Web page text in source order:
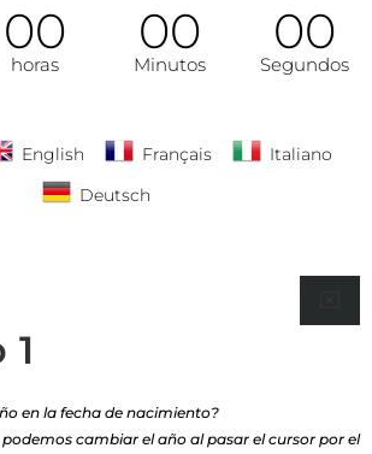
00
horas
00
Minutos
00
Segundos
English Français
Italiano
Deutsch
en la fecha de nacimiento?
cambiar el año al pasar el cursor por el